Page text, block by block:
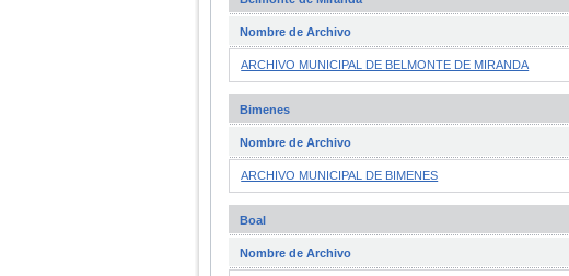
Nombre de Archivo
ARCHIVO MUNICIPAL DE BELMONTE DE MIRANDA
Bimenes
Nombre de Archivo
ARCHIVO MUNICIPAL DE BIMENES
Boal
Nombre de Archivo